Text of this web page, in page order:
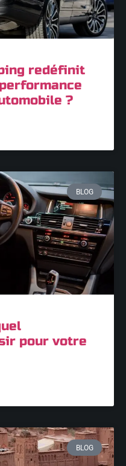
redéfinit
?
BLOG
pour votre
BLOG